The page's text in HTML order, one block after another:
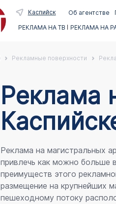
Каспийск Об агентстве
РЕКЛАМА НА ТВ
РЕКЛАМА НА
Рекламные поверхности
Реклама
Реклама на магистральных
привлечь как можно больше
преимуществ этого
размещение на крупнейших
пешеходному потоку